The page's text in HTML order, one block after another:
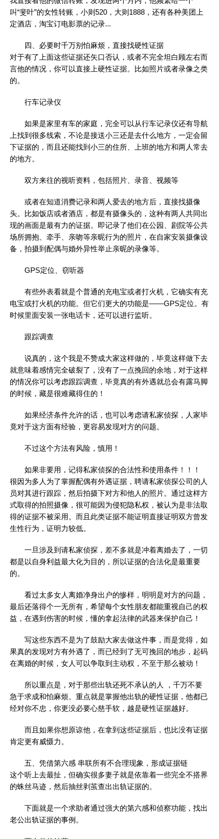
叫“斐叶”的女性转账，小则520，大则1888，还有各种美团上
定酒店，淘宝订电影票的记录...
四、必要时千万别怕麻烦，直接找硬性证据
对于有了上面这些证据还矢口否认，或者不完全坦白顾左右而
言他的情况，你可以直接上硬性证据。比如照片或者录像之类
的。
行车记录仪
如果是家里有车的家庭，完全可以从行车记录仪还有导航
上找到很多线索，不论是接送小三还是去什么地方，一定会留
下证据的，而且还能找到小三的住所、上班的地方和两人常去
的地方。
双方来往的视听资料，包括照片、录音、视频等
或者在知道消费记录和两人爱去的地方后，直接找摄像
头。比如饭店或者酒店，都是有摄像头的，这种有两人共同出
现的画面是最有力的证据。即记录了他们在公园、剧院等公共
场所拥抱、牵手、亲吻等亲昵行为的照片，在自家安装摄像设
备，拍摄到配偶与婚外异性举止亲昵的录像等。
GPS定位、窃听器
有些外表看就是个普通的充电宝或者打火机，它确实有充
电宝或打火机的功能。但它们更大的功能是——GPS定位。有
时候里面安装一张电话卡，还可以进行监听。
跟踪调查
说真的，这个我是不赞成大家这样做的，毕竟这样做下去
就意味着感情完全破裂了，没有了一点挽回的余地，对于这样
的情况你可以考虑跟踪调查，毕竟真的有外遇就总会有露马脚
的时候，藏是很难藏得住的！
如果经济条件允许的话，也可以考虑请私家侦探 ，人家毕
竟对于这方面有经验，更容易发现对方的问题。
不过这个方法有风险，慎用！
如果非要用，记得私家侦探的合法性和使用条件！！！
很因为多人为了掌握配偶有外遇证据，聘请私家侦探公司的人
员对其进行跟踪，然后拍摄下对方和他人的照片。通过这样方
式取得的拍照摄像，很可能因为侵犯隐私权，被认为是非法取
得的证据不被采用。而且此类证据不能证明直接证明双方曾发
生性行为，证明力较低。
一旦涉及到请私家侦探，差不多就是冲着离婚去了，一切
都是以自身利益最大化为目的，所以证据的合法化是最重要
的。
看过太多女人离婚净身出户的惨样，明明是对方的问题，
最后还落得个一无所有，希望每个女性朋友都能重视自己的权
益，在遇到伤害的时候，懂的拿起法律的武器来保护自己！
写这些东西不是为了鼓励大家去做这件事，而是觉得，如
果真的发现对方有外遇了，而已经到了无可挽回的地步，起码
在离婚的时候，女人可以争取到主动权，不至于那么被动！
所以重点是，对于那些出轨还死不承认的人 ，千万不要
急于求成和怕麻烦。重点就是掌握他出轨的硬性证据，他都已
经对你不忠，你更没必要心慈手软，越是硬性证据越好。
而且如果你想原谅他，在拿到这些证据后，也比没有证据
肯定更有威慑力。
五、凭借第六感 串联所有不合理现象，形成证据链
这个听上去最扯，但确实很多妻子就是依靠着一些完全不搭界
的蛛丝马迹，然后抽丝剥茧查出出轨证据的。
下面就是一个求助者通过强大的第六感和侦察功能，找出
老公出轨证据的事例。